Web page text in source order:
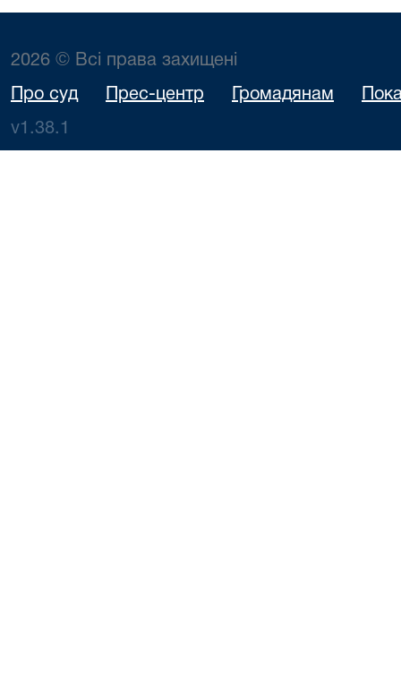
2026 © Всі права захищені
Про суд Прес-центр Громадянам
v1.38.1